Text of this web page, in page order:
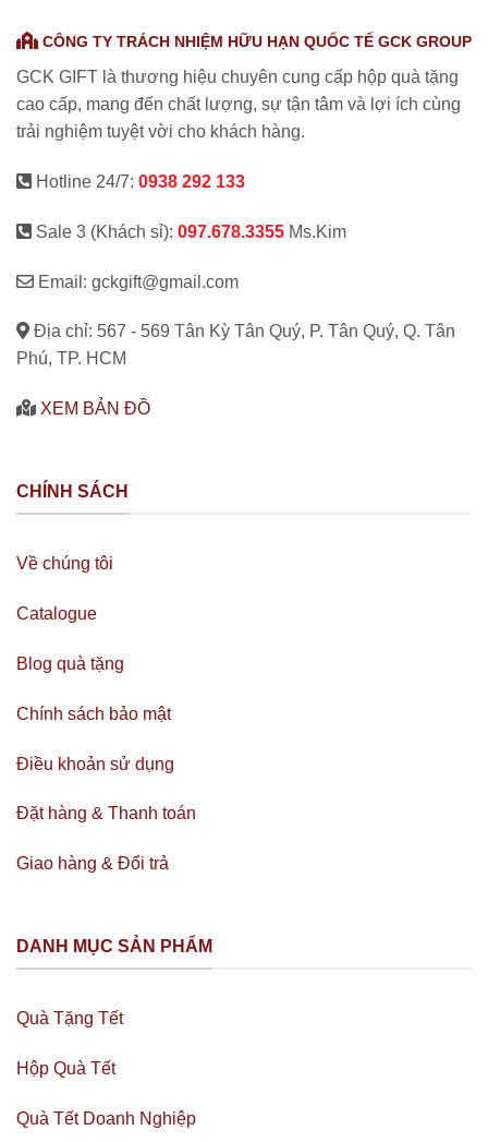
CÔNG TY TRÁCH NHIỆM HỮU HẠN QUỐC TẾ GCK GROUP
GCK GIFT là thương hiệu chuyên cung cấp hộp quà tặng
cao cấp, mang đến chất lượng, sự tận tâm và lợi ích cùng
trải nghiệm tuyệt vời cho khách hàng.
Hotline 24/7: 0938 292 133
Sale 3 (Khách sỉ): 097.678.3355 Ms.Kim
Email: gckgift@gmail.com
Địa chỉ: 567 - 569 Tân Kỳ Tân Quý, P. Tân Quý, Q. Tân
Phú, TP. HCM
XEM BẢN ĐỒ
CHÍNH SÁCH
Về chúng tôi
Catalogue
Blog quà tặng
Chính sách bảo mật
Điều khoản sử dụng
Đặt hàng & Thanh toán
Giao hàng & Đổi trả
DANH MỤC SẢN PHẨM
Quà Tặng Tết
Hộp Quà Tết
Quà Tết Doanh Nghiệp